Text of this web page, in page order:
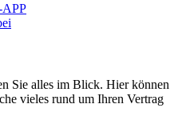
Sie alles im Blick. Hier können
vieles rund um Ihren Vertrag